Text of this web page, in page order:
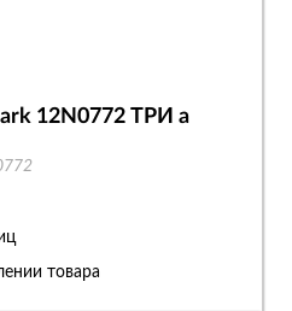
12N0772 ТРИ а
товара